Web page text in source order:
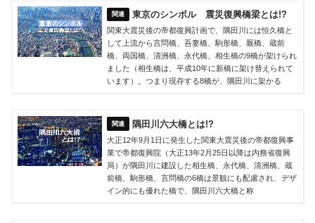
東京のシンボル 震災復興橋梁とは!?
関東大震災後の帝都復興計画で、隅田川には恒久橋と
して上流から言問橋、吾妻橋、駒形橋、厩橋、蔵前
橋、両国橋、清洲橋、永代橋、相生橋の9橋が架けられ
ました（相生橋は、平成10年に新橋に架け替えられて
います）。つまり現存する8橋が、隅田川に架かる
隅田川六大橋とは!?
大正12年9月1日に発生した関東大震災後の帝都復興事
業で帝都復興院（大正13年2月25日以降は内務省復興
局）が隅田川に建設した相生橋、永代橋、清洲橋、蔵
前橋、駒形橋、言問橋の6橋は景観にも配慮され、デザ
イン的にも優れた橋で、隅田川六大橋と称